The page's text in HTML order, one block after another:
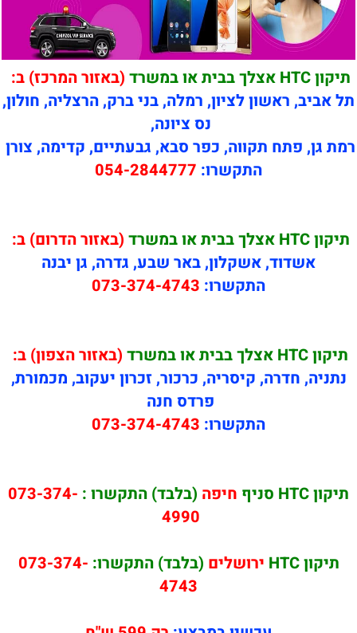
תיקון HTC אצלך בבית או במשרד
(באזור המרכז) ב:
תל אביב, ראשון לציון, רמלה, בני ברק, הרצליה, חולון,
נס ציונה,
רמת גן, פתח תקווה, כפר סבא, גבעתיים, קדימה, צורן
התקשרו: 054-2844777
תיקון HTC אצלך בבית או במשרד
(באזור הדרום) ב:
אשדוד, אשקלון, באר שבע, גדרה, גן יבנה
התקשרו: 073-374-4743
תיקון HTC אצלך בבית או במשרד
(באזור הצפון) ב:
נתניה, חדרה, קיסריה, כרכור, זכרון יעקוב, מכמורת,
פרדס חנה
התקשרו: 073-374-4743
תיקון HTC סניף חיפה (בלבד) התקשרו : 073-374-
4990
תיקון HTC
ירושלים (בלבד) התקשרו: 073-374-
4743